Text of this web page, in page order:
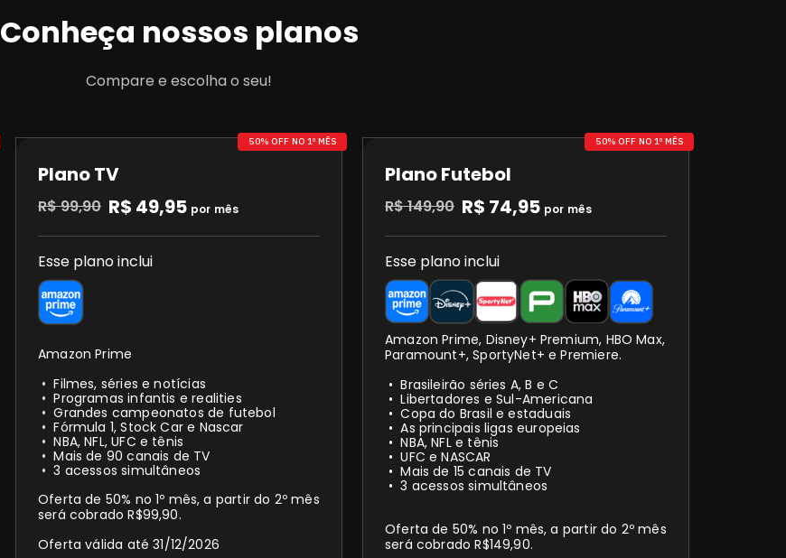
Conheça nossos planos
Compare e escolha o seu!
50% OFF NO 1º MÊS
Plano TV
R$ 99,90 R$ 49,95 por mês
Esse plano inclui
Amazon Prime
Filmes, séries e notícias
Programas infantis e realities
Grandes campeonatos de futebol
Fórmula 1, Stock Car e Nascar
NBA, NFL, UFC e tênis
Mais de 90 canais de TV
3 acessos simultâneos
Oferta de 50% no 1º mês, a partir do 2º mês
será cobrado R$99,90.
Oferta válida até 31/12/2026
50% OFF NO 1º MÊS
Plano Futebol
R$ 149,90 R$ 74,95 por mês
Esse plano inclui
Amazon Prime, Disney+ Premium, HBO Max,
Paramount+, SportyNet+ e Premiere.
Brasileirão séries A, B e C
Libertadores e Sul-Americana
Copa do Brasil e estaduais
As principais ligas europeias
NBA, NFL e tênis
UFC e NASCAR
Mais de 15 canais de TV
3 acessos simultâneos
Oferta de 50% no 1º mês, a partir do 2º mês
será cobrado R$149,90.